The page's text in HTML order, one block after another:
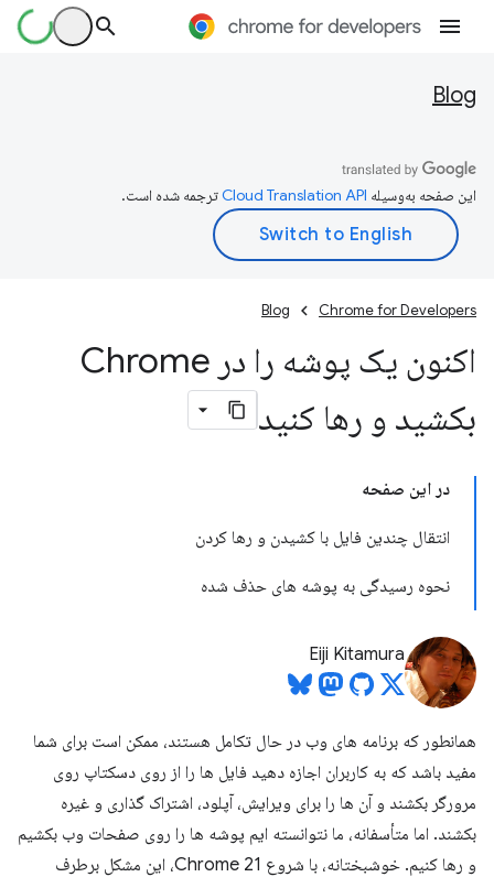
Blog
این صفحه به‌وسیله ترجمه شده است.
Chrome for Developers
Blog
اکنون یک پوشه را در Chrome
بکشید و رها کنید
در این صفحه
انتقال چندین فایل با کشیدن و رها کردن
نحوه رسیدگی به پوشه های حذف شده
Eiji Kitamura
همانطور که برنامه های وب در حال تکامل هستند، ممکن است برای شما
مفید باشد که به کاربران اجازه دهید فایل ها را از روی دسکتاپ روی
مرورگر بکشند و آن ها را برای ویرایش، آپلود، اشتراک گذاری و غیره
بکشند. اما متأسفانه، ما نتوانسته ایم پوشه ها را روی صفحات وب بکشیم
و رها کنیم. خوشبختانه، با شروع Chrome 21، این مشکل برطرف